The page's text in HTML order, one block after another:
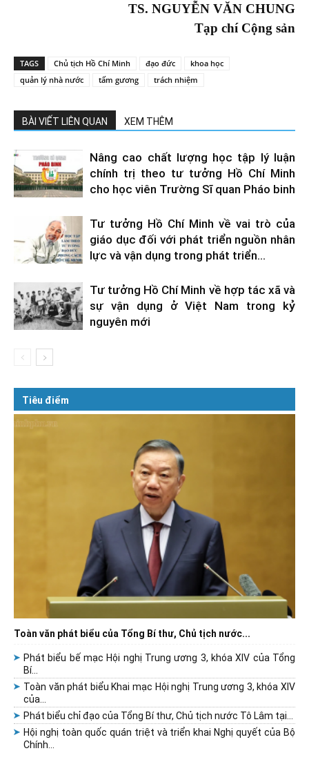
TS. NGUYỄN VĂN CHUNG
Tạp chí Cộng sản
TAGS Chủ tịch Hồ Chí Minh đạo đức
khoa học
quản lý nhà nước
tấm gương trách nhiệm
BÀI VIẾT LIÊN QUAN XEM THÊM
Nâng cao chất lượng học tập lý luận
chính trị theo tư tưởng Hồ Chí Minh
cho học viên Trường Sĩ quan Pháo binh
Tư tưởng Hồ Chí Minh về vai trò của
giáo dục đối với phát triển nguồn nhân
lực và vận dụng trong phát triển...
Tư tưởng Hồ Chí Minh về hợp tác xã và
sự vận dụng ở Việt Nam trong kỷ
nguyên mới
Tiêu điểm
Toàn văn phát biểu của Tổng Bí thư, Chủ tịch nước...
Phát biểu bế mạc Hội nghị Trung ương 3, khóa XIV của Tổng
Bí...
Toàn văn phát biểu Khai mạc Hội nghị Trung ương 3, khóa XIV
của...
Phát biểu chỉ đạo của Tổng Bí thư, Chủ tịch nước Tô Lâm tại...
Hội nghị toàn quốc quán triệt và triển khai Nghị quyết của Bộ
Chính...